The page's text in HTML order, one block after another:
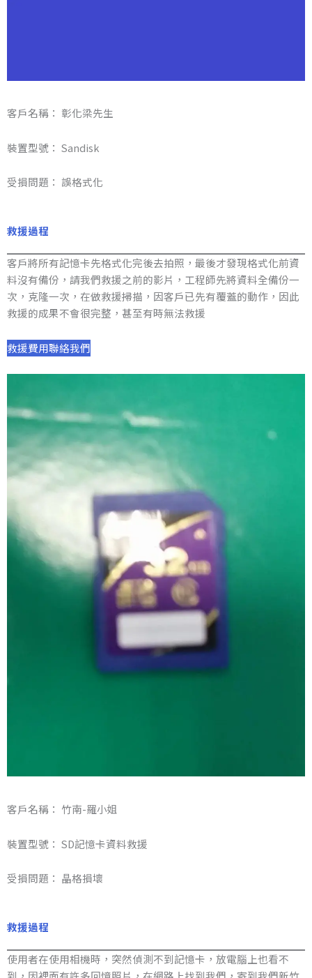
客戶名稱： 彰化梁先生
裝置型號： Sandisk
受損問題： 誤格式化
救援過程
客戶將所有記憶卡先格式化完後去拍照，最後才發現格式化前資
料沒有備份，請我們救援之前的影片，工程師先將資料全備份一
次，克隆一次，在做救援掃描，因客戶已先有覆蓋的動作，因此
救援的成果不會很完整，甚至有時無法救援
救援費用聯絡我們
客戶名稱： 竹南-羅小姐
裝置型號： SD記憶卡資料救援
受損問題： 晶格損壞
救援過程
使用者在使用相機時，突然偵測不到記憶卡，放電腦上也看不